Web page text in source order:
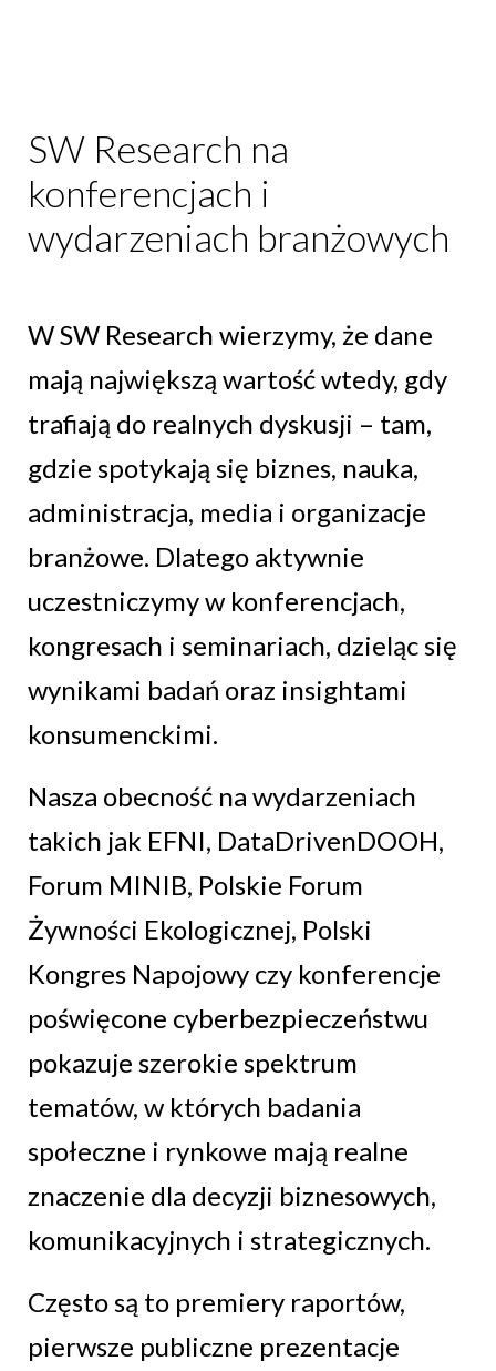
SW Research na
konferencjach i
wydarzeniach branżowych
W SW Research wierzymy, że dane
mają największą wartość wtedy, gdy
trafiają do realnych dyskusji – tam,
gdzie spotykają się biznes, nauka,
administracja, media i organizacje
branżowe. Dlatego aktywnie
uczestniczymy w konferencjach,
kongresach i seminariach, dzieląc się
wynikami badań oraz insightami
konsumenckimi.
Nasza obecność na wydarzeniach
takich jak EFNI, DataDrivenDOOH,
Forum MINIB, Polskie Forum
Żywności Ekologicznej, Polski
Kongres Napojowy czy konferencje
poświęcone cyberbezpieczeństwu
pokazuje szerokie spektrum
tematów, w których badania
społeczne i rynkowe mają realne
znaczenie dla decyzji biznesowych,
komunikacyjnych i strategicznych.
Często są to premiery raportów,
pierwsze publiczne prezentacje